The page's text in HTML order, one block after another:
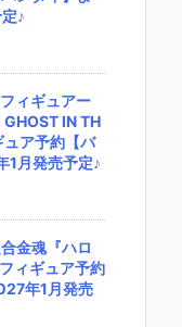
♪
ィギュアー
IN TH
ュア予約【バ
1月発売予定♪
金魂『ハロ
ィギュア予約
年1月発売